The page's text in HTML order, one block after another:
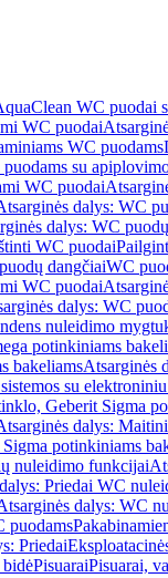
WC puodai
WC puodai
WC puodams
su
WC puodai
dalys: WC
dalys: WC
WC puodai
dangčiaiWC
WC puodai
dalys: WC
nuleidimo
potinkiniams
bakeliamsAtsarginės
su
Geberit Sigma
dalys:
potinkiniams
nuleidimo funkcijai
Priedai WC
dalys: WC
puodams
Priedai
bidėPisuaraiPisuarai,